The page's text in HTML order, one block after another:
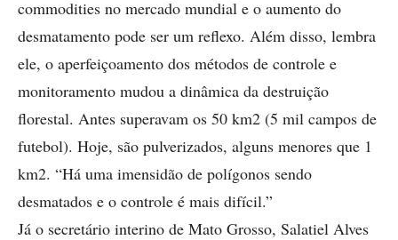
commodities no mercado mundial e o aumento do
desmatamento pode ser um reflexo. Além disso, lembra
ele, o aperfeiçoamento dos métodos de controle e
monitoramento mudou a dinâmica da destruição
florestal. Antes superavam os 50 km2 (5 mil campos de
futebol). Hoje, são pulverizados, alguns menores que 1
km2. “Há uma imensidão de polígonos sendo
desmatados e o controle é mais difícil.”
Já o secretário interino de Mato Grosso, Salatiel Alves